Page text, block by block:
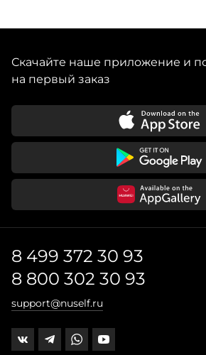
Скачайте наше приложение и
на первый заказ
8 499 372 30 93
8 800 302 30 93
support@nuself.ru